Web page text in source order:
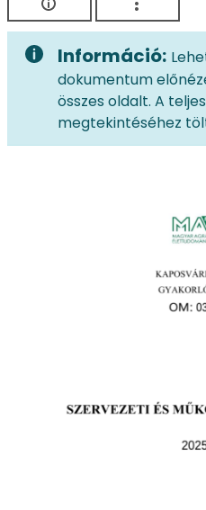
Információ:
dokumentum
összes oldalt. A
megtekintéséhez